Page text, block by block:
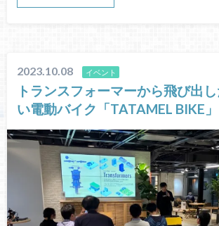
2023.10.08 イベント
トランスフォーマーから飛び出
い電動バイク「TATAMEL BIKE」